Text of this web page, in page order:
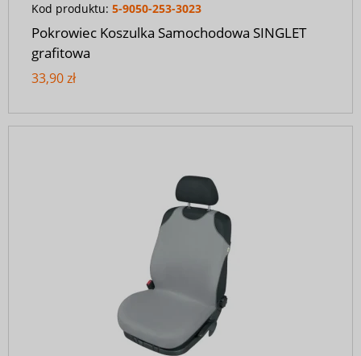
Kod produktu: 5-9050-253-3023
Pokrowiec Koszulka Samochodowa SINGLET
grafitowa
33,90 zł